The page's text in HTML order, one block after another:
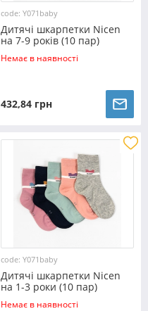
code: Y071baby
Дитячі шкарпетки Nicen
на 7-9 років (10 пар)
№Y071baby
Немає в наявності
432,84 грн
code: Y071baby
Дитячі шкарпетки Nicen
на 1-3 роки (10 пар)
№Y071baby
Немає в наявності